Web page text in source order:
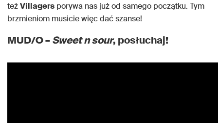
teżVillagers porywa nas już od samego początku. Tym
brzmieniom musicie więc dać szanse!
MUD/O –Sweet n sour, posłuchaj!